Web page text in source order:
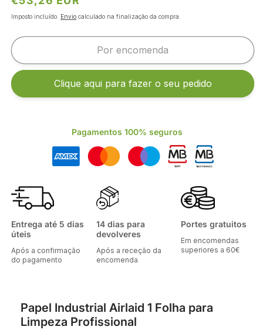
normal
Imposto incluído. Envio calculado na finalização da compra.
Por encomenda
Clique aqui para fazer o seu pedido
Pagamentos 100% seguros
Entrega até 5 dias
úteis
Após a confirmação
do pagamento
14 dias para
devolveres
Após a receção da
encomenda
Portes gratuitos
Em encomendas
superiores a 60€
Papel Industrial Airlaid 1 Folha para
Limpeza Profissional